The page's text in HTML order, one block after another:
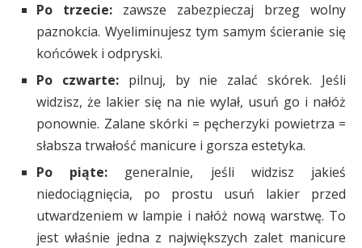
Po trzecie: zawsze zabezpieczaj brzeg wolny
paznokcia. Wyeliminujesz tym samym ścieranie się
końcówek i odpryski.
Po czwarte: pilnuj, by nie zalać skórek. Jeśli
widzisz, że lakier się na nie wylał, usuń go i nałóż
ponownie. Zalane skórki = pęcherzyki powietrza =
słabsza trwałość manicure i gorsza estetyka.
Po piąte: generalnie, jeśli widzisz jakieś
niedociągnięcia, po prostu usuń lakier przed
utwardzeniem w lampie i nałóż nową warstwę. To
jest właśnie jedna z największych zalet manicure